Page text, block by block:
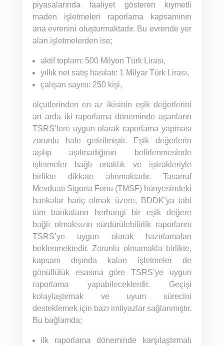
piyasalarında faaliyet gösteren kıymetli
maden işletmeleri raporlama kapsamının
ana evrenini oluşturmaktadır. Bu evrende yer
alan işletmelerden ise;
aktif toplam: 500 Milyon Türk Lirası,
yıllık net satış hasılatı: 1 Milyar Türk Lirası,
çalışan sayısı: 250 kişi,
ölçütlerinden en az ikisinin eşik değerlerini
art arda iki raporlama döneminde aşanların
TSRS’lere uygun olarak raporlama yapması
zorunlu hale getirilmiştir. Eşik değerlerin
aşılıp aşılmadığının belirlenmesinde
işletmeler bağlı ortaklık ve iştirakleriyle
birlikte dikkate alınmaktadır. Tasarruf
Mevduatı Sigorta Fonu (TMSF) bünyesindeki
bankalar hariç olmak üzere, BDDK’ya tabi
tüm bankaların herhangi bir eşik değere
bağlı olmaksızın sürdürülebilirlik raporlarını
TSRS’ye uygun olarak hazırlamaları
beklenmektedir. Zorunlu olmamakla birlikte,
kapsam dışında kalan işletmeler de
gönüllülük esasına göre TSRS’ye uygun
raporlama yapabileceklerdir. Geçişi
kolaylaştırmak ve uyum sürecini
desteklemek için bazı imtiyazlar sağlanmıştır.
Bu bağlamda;
ilk raporlama döneminde karşılaştırmalı